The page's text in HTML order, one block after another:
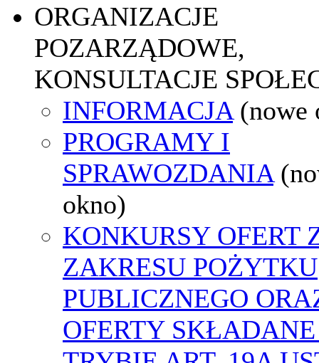
ORGANIZACJE
POZARZĄDOWE,
KONSULTACJE
INFORMACJA (nowe
PROGRAMY I
SPRAWOZDANIA
okno)
KONKURSY OFERT
ZAKRESU POŻYTKU
PUBLICZNEGO
OFERTY